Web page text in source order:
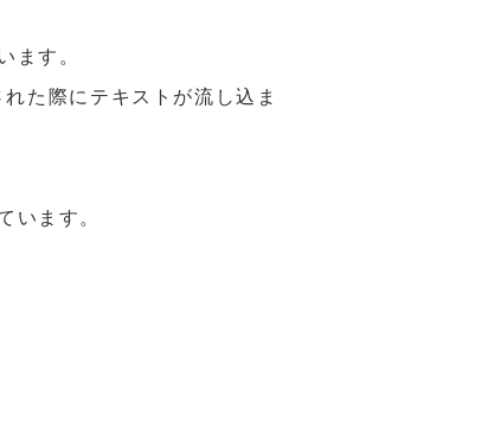
す。
た際にテキストが流し込ま
ます。